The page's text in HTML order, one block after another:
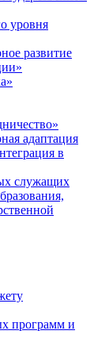
уровня
развитие
адаптация
в
служащих
программ и